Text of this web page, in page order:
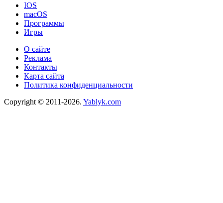
IOS
macOS
Программы
Игры
О сайте
Реклама
Контакты
Карта сайта
Политика конфиденциальности
Copyright © 2011-2026. Yablyk.сom